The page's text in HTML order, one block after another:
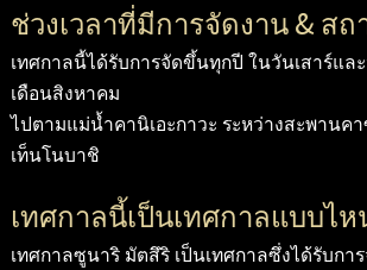
ช่วงเวลาที่มีการจัดงาน & ส
เทศกาลนี้ได้รับการจัดขึ้นทุกปี ในวันเสาร์แล
เดือนสิงหาคม
ไปตามแม่น้ำคานิเอะกาวะ ระหว่างสะพานค
เท็นโนบาชิ
เทศกาลนี้เป็นเทศกาลแบบไห
เทศกาลซูนาริ มัตสึริ เป็นเทศกาลซึ่งได้รับกา